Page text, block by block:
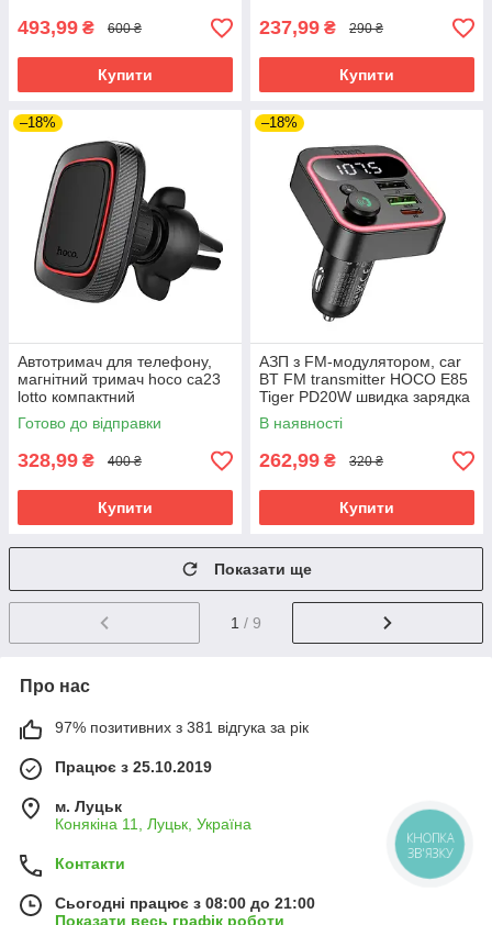
493,99 ₴ 600 ₴
Купити
237,99 ₴ 290 ₴
Купити
–18%
Автотримач для телефону,
магнітний тримач hoco ca23
lotto компактний
універсальний
Готово до відправки
328,99 ₴ 400 ₴
Купити
–18%
АЗП з FM-модулятором, car
BT FM transmitter HOCO E85
Tiger PD20W швидка зарядка
38W
В наявності
262,99 ₴ 320 ₴
Купити
Показати ще
1 / 9
Про нас
97% позитивних з 381 відгука за рік
Працює з 25.10.2019
м. Луцьк
Конякіна 11, Луцьк, Україна
Контакти
Сьогодні працює з 08:00 до 21:00
Показати весь графік роботи
КНОПКА
ЗВ'ЯЗКУ